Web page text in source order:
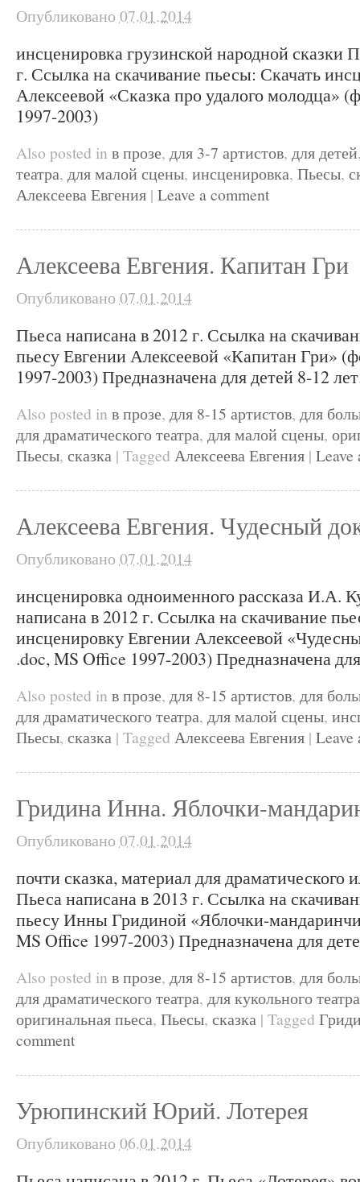
Опубликовано 07.01.2014
инсценировка грузинской народной сказки
г. Ссылка на скачивание пьесы: Скачать
Алексеевой «Сказка про удалого молодца»
1997-2003)
Also posted in в прозе, для 3-7 артистов, для детей
театра, для малой сцены, инсценировка, Пьесы,
Алексеева Евгения | Leave a comment
Алексеева Евгения. Капитан Гри
Опубликовано 07.01.2014
Пьеса написана в 2012 г. Ссылка на
пьесу Евгении Алексеевой «Капитан Гри»
1997-2003) Предназначена для детей 8-12
Also posted in в прозе, для 8-15 артистов, для
для драматического театра, для малой сцены,
Пьесы, сказка | Tagged Алексеева Евгения | Leave
Алексеева Евгения. Чудесный
Опубликовано 07.01.2014
инсценировка одноименного рассказа И.А.
написана в 2012 г. Ссылка на скачивание
инсценировку Евгении Алексеевой
.doc, MS Office 1997-2003) Предназначена
Also posted in в прозе, для 8-15 артистов, для
для драматического театра, для малой сцены,
Пьесы, сказка | Tagged Алексеева Евгения | Leave
Гридина Инна. Яблочки-
Опубликовано 07.01.2014
почти сказка, материал для драматического
Пьеса написана в 2013 г. Ссылка на
пьесу Инны Гридиной «Яблочки-
MS Office 1997-2003) Предназначена для
Also posted in в прозе, для 8-15 артистов, для
для драматического театра, для кукольного театра
оригинальная пьеса, Пьесы, сказка | Tagged
comment
Урюпинский Юрий. Лотерея
Опубликовано 06.01.2014